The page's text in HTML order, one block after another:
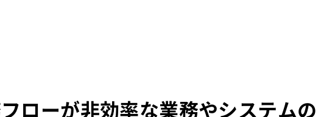
ローが非効率な業務やシステムの